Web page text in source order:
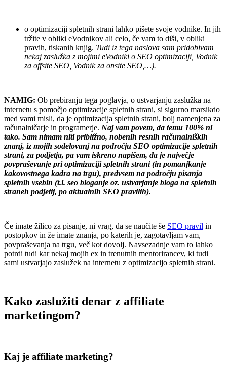
o optimizaciji spletnih strani lahko pišete svoje vodnike. In jih
tržite v obliki eVodnikov ali celo, če vam to diši, v obliki
pravih, tiskanih knjig. Tudi iz tega naslova sam pridobivam
nekaj zaslužka z mojimi eVodniki o SEO optimizaciji, Vodnik
za offsite SEO, Vodnik za onsite SEO,…).
NAMIG: Ob prebiranju tega poglavja, o ustvarjanju zaslužka na
internetu s pomočjo optimizacije spletnih strani, si sigurno marsikdo
med vami misli, da je optimizacija spletnih strani, bolj namenjena za
računalničarje in programerje. Naj vam povem, da temu 100% ni
tako. Sam nimam niti približno, nobenih resnih računalniških
znanj, iz mojih sodelovanj na področju SEO optimizacije spletnih
strani, za podjetja, pa vam iskreno napišem, da je največje
povpraševanje pri optimizaciji spletnih strani (in pomanjkanje
kakovostnega kadra na trgu), predvsem na področju pisanja
spletnih vsebin (t.i. seo bloganje oz. ustvarjanje bloga na spletnih
straneh podjetij, po aktualnih SEO pravilih).
Če imate žilico za pisanje, ni vrag, da se naučite še SEO pravil in
postopkov in že imate znanja, po katerih je, zagotavljam vam,
povpraševanja na trgu, več kot dovolj. Navsezadnje vam to lahko
potrdi tudi kar nekaj mojih ex in trenutnih mentorirancev, ki tudi
sami ustvarjajo zaslužek na internetu z optimizacijo spletnih strani.
Kako zaslužiti denar z affiliate
marketingom?
Kaj je affiliate marketing?